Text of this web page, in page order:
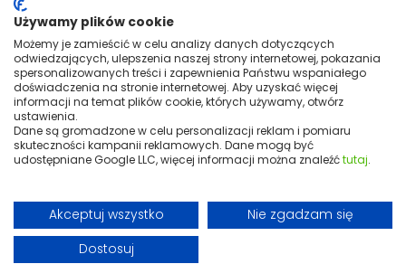
Używamy plików cookie
Możemy je zamieścić w celu analizy danych dotyczących
odwiedzających, ulepszenia naszej strony internetowej, pokazania
spersonalizowanych treści i zapewnienia Państwu wspaniałego
doświadczenia na stronie internetowej. Aby uzyskać więcej
informacji na temat plików cookie, których używamy, otwórz
ustawienia.
Dane są gromadzone w celu personalizacji reklam i pomiaru
skuteczności kampanii reklamowych. Dane mogą być
udostępniane Google LLC, więcej informacji można znaleźćtutaj.
Akceptuj wszystko
Nie zgadzam się
Dostosuj